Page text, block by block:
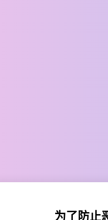
为了防止